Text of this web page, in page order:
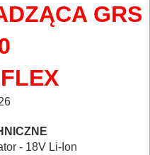
GRS
- 18V Li-Ion